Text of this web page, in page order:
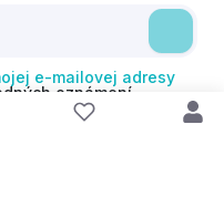
e-mailovej adresy
oznámení
ods. 1 písm. a)
môžem kedykoľvek